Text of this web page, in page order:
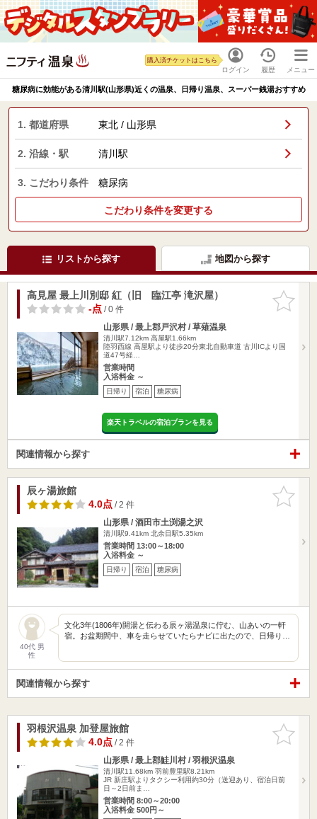
ログイン
購入済チケットはこちら
履歴 メニュー
糖尿病に効能がある清川駅(山形県)近くの温泉、日帰り温泉、スーパー銭湯おすすめ
1. 都道府県 東北 / 山形県
2. 沿線・駅 清川駅
3. こだわり条件 糖尿病
こだわり条件を変更する
リストから探す 地図から探す
お気に入
りに追加
高見屋 最上川別邸 紅（旧 臨江亭 滝沢屋）
-点/ 0 件
山形県 / 最上郡戸沢村 / 草薙温泉
清川駅7.12km 高屋駅1.66km
陸羽西線 高屋駅より徒歩20分東北自動車道 古川ICより国
道47号経…
営業時間
入浴料金 ～
日帰り 宿泊 糖尿病
楽天トラベルの宿泊プランを見る
関連情報から探す
お気に入
りに追加
辰ヶ湯旅館
4.0点/ 2 件
山形県 / 酒田市土渕湯之沢
清川駅9.41km 北余目駅5.35km
営業時間 13:00～18:00
入浴料金 ～
日帰り 宿泊 糖尿病
40代 男
性
文化3年(1806年)開湯と伝わる辰ヶ湯温泉に佇む、山あいの一軒
宿。お盆期間中、車を走らせていたらナビに出たので、日帰り…
関連情報から探す
お気に入
りに追加
羽根沢温泉 加登屋旅館
4.0点/ 2 件
山形県 / 最上郡鮭川村 / 羽根沢温泉
清川駅11.68km 羽前豊里駅8.21km
JR 新庄駅よりタクシー利用約30分（送迎あり、宿泊日前
日～2日前ま…
営業時間 8:00～20:00
入浴料金 500円～